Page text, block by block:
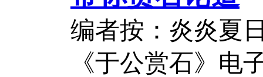
编者按：炎炎夏
《于公赏石》电